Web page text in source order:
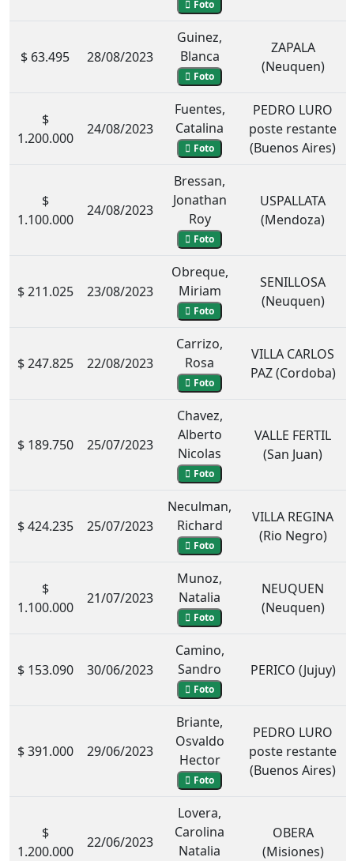
Foto
$ 63.495 28/08/2023
Guinez,
Blanca
Foto
ZAPALA
(Neuquen)
$
1.200.000
24/08/2023
Fuentes,
Catalina
Foto
PEDRO LURO
poste restante
(Buenos Aires)
$
1.100.000
24/08/2023
Bressan,
Jonathan
Roy
Foto
USPALLATA
(Mendoza)
$ 211.025 23/08/2023
Obreque,
Miriam
Foto
SENILLOSA
(Neuquen)
$ 247.825 22/08/2023
Carrizo,
Rosa
Foto
VILLA CARLOS
PAZ (Cordoba)
$ 189.750 25/07/2023
Chavez,
Alberto
Nicolas
Foto
VALLE FERTIL
(San Juan)
$ 424.235 25/07/2023
Neculman,
Richard
Foto
VILLA REGINA
(Rio Negro)
$
1.100.000
21/07/2023
Munoz,
Natalia
Foto
NEUQUEN
(Neuquen)
$ 153.090 30/06/2023
Camino,
Sandro
Foto
PERICO (Jujuy)
$ 391.000 29/06/2023
Briante,
Osvaldo
Hector
Foto
PEDRO LURO
poste restante
(Buenos Aires)
$
1.200.000
22/06/2023
Lovera,
Carolina
Natalia
OBERA
(Misiones)